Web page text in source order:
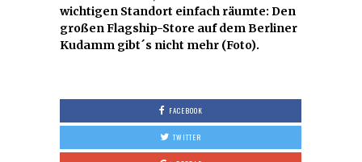
wichtigen Standort einfach räumte: Den
großen Flagship-Store auf dem Berliner
Kudamm gibt´s nicht mehr (Foto).
FACEBOOK
TWITTER